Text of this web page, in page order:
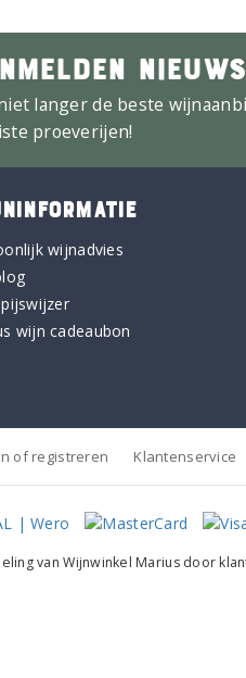
langer de beste
proeverijen!
wijnadvies
wijn cadeaubon
of registreren Klantenservice
vanWijnwinkel Mariusdoor